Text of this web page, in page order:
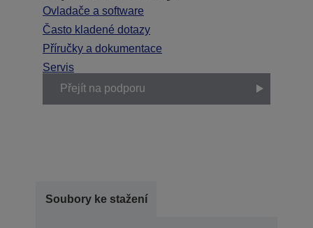
Ovladače a software
Často kladené dotazy
Příručky a dokumentace
Servis
Přejít na podporu
Soubory ke stažení